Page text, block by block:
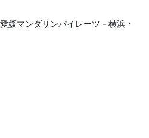
媛マンダリンパイレーツ－横浜・